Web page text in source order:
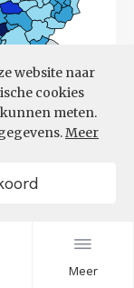
Meer
website naar
cookies
meten.
Meer
(17-03-2026)